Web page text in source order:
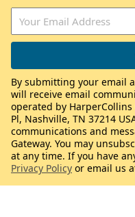
By submitting your email
will receive email
operated by
Pl, Nashville, TN 37214
communications and
Gateway. You may
at any time. If you have
Privacy Policy or email us